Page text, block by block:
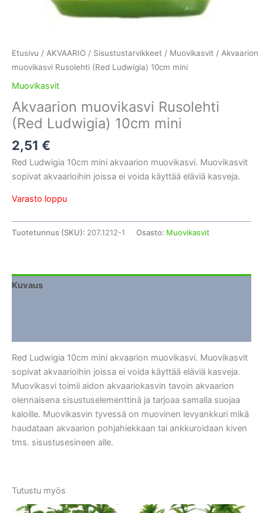
Etusivu / AKVAARIO / Sisustustarvikkeet / Muovikasvit / Akvaarion
muovikasvi Rusolehti (Red Ludwigia) 10cm mini
Muovikasvit
Akvaarion muovikasvi Rusolehti
(Red Ludwigia) 10cm mini
2,51 €
Red Ludwigia 10cm mini akvaarion muovikasvi. Muovikasvit
sopivat akvaarioihin joissa ei voida käyttää eläviä kasveja.
Varasto loppu
Tuotetunnus (SKU): 207.1212-1 Osasto: Muovikasvit
Kuvaus
Red Ludwigia 10cm mini akvaarion muovikasvi. Muovikasvit
sopivat akvaarioihin joissa ei voida käyttää eläviä kasveja.
Muovikasvi toimii aidon akvaariokasvin tavoin akvaarion
olennaisena sisustuselementtinä ja tarjoaa samalla suojaa
kaloille. Muovikasvin tyvessä on muovinen levyankkuri mikä
haudataan akvaarion pohjahiekkaan tai ankkuroidaan kiven
tms. sisustusesineen alle.
Tutustu myös